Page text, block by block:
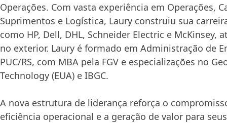
Operações. Com vasta experiência em Operações,
Suprimentos e Logística, Laury construiu sua
como HP, Dell, DHL, Schneider Electric e McKinsey,
no exterior. Laury é formado em Administração de
PUC/RS, com MBA pela FGV e especializações no
Technology (EUA) e IBGC.
A nova estrutura de liderança reforça o
eficiência operacional e a geração de valor para